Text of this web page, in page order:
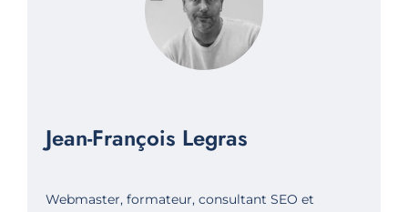
Jean-François Legras
Webmaster, formateur, consultant SEO et